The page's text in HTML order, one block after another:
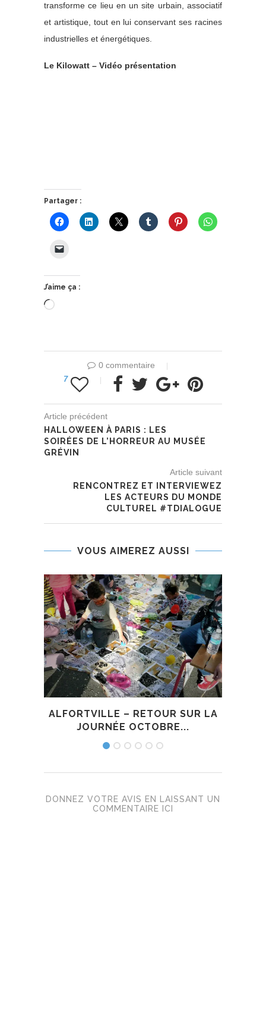
transforme ce lieu en un site urbain, associatif
et artistique, tout en lui conservant ses racines
industrielles et énergétiques.
Le Kilowatt – Vidéo présentation
Partager :
J’aime ça :
Chargement…
0 commentaire
7
Article précédent
HALLOWEEN À PARIS : LES
SOIRÉES DE L’HORREUR AU MUSÉE
GRÉVIN
Article suivant
RENCONTREZ ET INTERVIEWEZ
LES ACTEURS DU MONDE
CULTUREL #TDIALOGUE
VOUS AIMEREZ AUSSI
ALFORTVILLE – RETOUR SUR LA
JOURNÉE OCTOBRE...
DONNEZ VOTRE AVIS EN LAISSANT UN
COMMENTAIRE ICI